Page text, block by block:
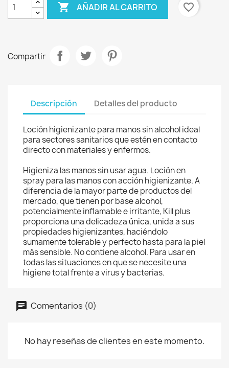
 AÑADIR AL CARRITO favorite_border
Compartir
Descripción Detalles del producto
Loción higienizante para manos sin alcohol ideal
para sectores sanitarios que estén en contacto
directo con materiales y enfermos.
Higieniza las manos sin usar agua. Loción en
spray para las manos con acción higienizante. A
diferencia de la mayor parte de productos del
mercado, que tienen por base alcohol,
potencialmente inflamable e irritante, Kill plus
proporciona una delicadeza única, unida a sus
propiedades higienizantes, haciéndolo
sumamente tolerable y perfecto hasta para la piel
más sensible. No contiene alcohol. Para usar en
todas las situaciones en que se necesite una
higiene total frente a virus y bacterias.
Comentarios (0)
No hay reseñas de clientes en este momento.